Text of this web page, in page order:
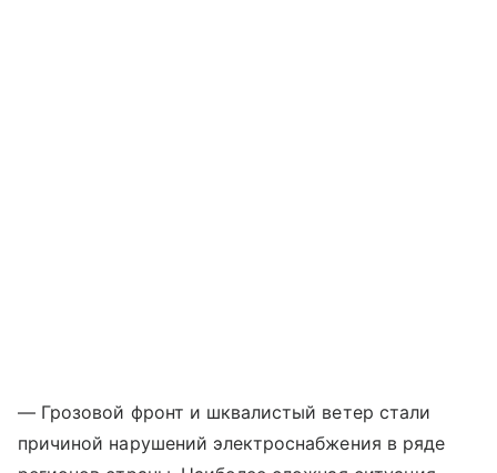
— Грозовой фронт и шквалистый ветер стали
причиной нарушений электроснабжения в ряде